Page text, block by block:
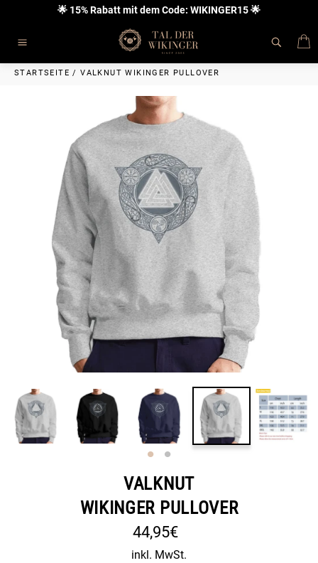
Inhalt
🌟 15% Rabatt mit dem Code: WIKINGER15 🌟
STARTSEITE /VALKNUT WIKINGER PULLOVER
VALKNUT
WIKINGER PULLOVER
Normaler
Preis
44,95€
inkl. MwSt.